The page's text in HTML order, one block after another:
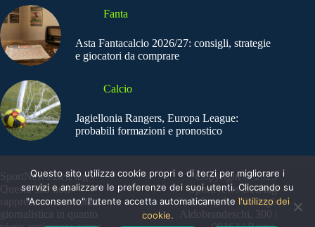
Fanta
Asta Fantacalcio 2026/27: consigli, strategie
e giocatori da comprare
Calcio
Jagiellonia Rangers, Europa League:
probabili formazioni e pronostico
SportNews.BetFlag -
Questo sito non
rappresenta una testata
giornalistica in quanto
Copyright © 2025
SportNews BetFlag
Sede Legale: Via degli
Aldobrandeschi, 300 |
Questo sito utilizza cookie propri e di terzi per migliorare i
servizi e analizzare le preferenze dei suoi utenti. Cliccando su
"Acconsento" l'utente accetta automaticamente l'utilizzo dei
cookie.